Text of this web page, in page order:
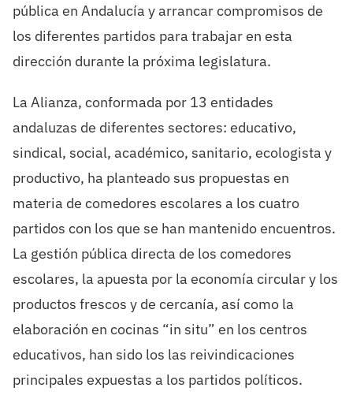
pública en Andalucía y arrancar compromisos de
los diferentes partidos para trabajar en esta
dirección durante la próxima legislatura.
La Alianza, conformada por 13 entidades
andaluzas de diferentes sectores: educativo,
sindical, social, académico, sanitario, ecologista y
productivo, ha planteado sus propuestas en
materia de comedores escolares a los cuatro
partidos con los que se han mantenido encuentros.
La gestión pública directa de los comedores
escolares, la apuesta por la economía circular y los
productos frescos y de cercanía, así como la
elaboración en cocinas “in situ” en los centros
educativos, han sido los las reivindicaciones
principales expuestas a los partidos políticos.